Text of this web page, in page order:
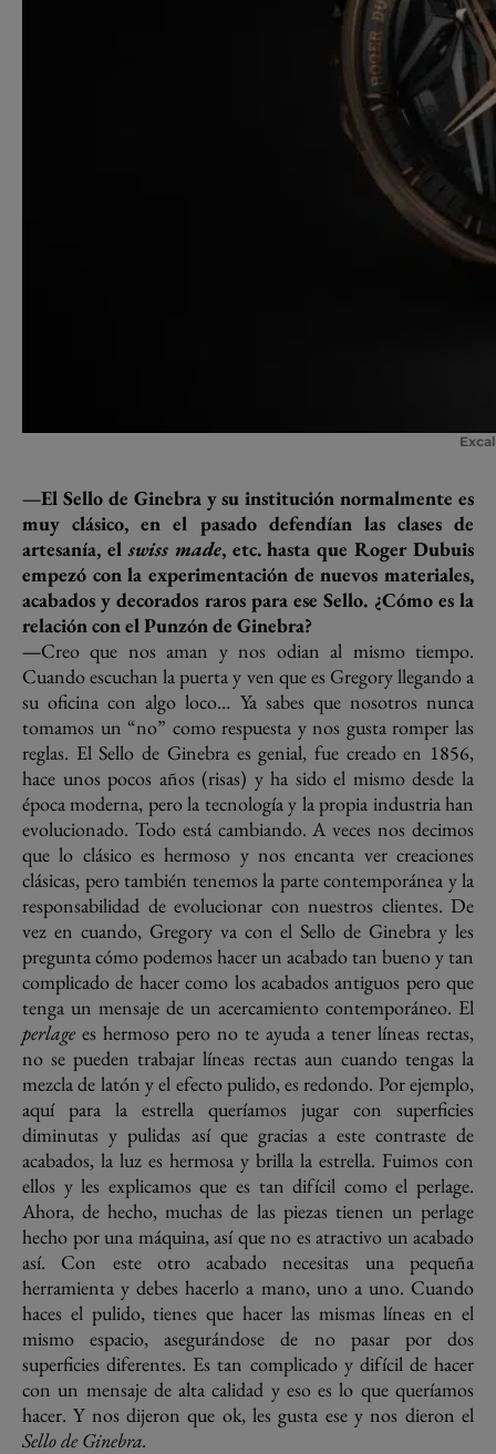
—El Sello de Ginebra y su institución normalmente es
muy clásico, en el pasado defendían las clases de
artesanía, elswiss made, etc. hasta que Roger Dubuis
empezó con la experimentación de nuevos materiales,
acabados y decorados raros para ese Sello. ¿Cómo es la
relación con el Punzón de Ginebra?
—Creo que nos aman y nos odian al mismo tiempo.
Cuando escuchan la puerta y ven que es Gregory llegando a
su oficina con algo loco… Ya sabes que nosotros nunca
tomamos un “no” como respuesta y nos gusta romper las
reglas. El Sello de Ginebra es genial, fue creado en 1856,
hace unos pocos años (risas) y ha sido el mismo desde la
época moderna, pero la tecnología y la propia industria han
evolucionado. Todo está cambiando. A veces nos decimos
que lo clásico es hermoso y nos encanta ver creaciones
clásicas, pero también tenemos la parte contemporánea y la
responsabilidad de evolucionar con nuestros clientes. De
vez en cuando, Gregory va con el Sello de Ginebra y les
pregunta cómo podemos hacer un acabado tan bueno y tan
complicado de hacer como los acabados antiguos pero que
tenga un mensaje de un acercamiento contemporáneo. El
perlagees hermoso pero no te ayuda a tener líneas rectas,
no se pueden trabajar líneas rectas aun cuando tengas la
mezcla de latón y el efecto pulido, es redondo. Por ejemplo,
aquí para la estrella queríamos jugar con superficies
diminutas y pulidas así que gracias a este contraste de
acabados, la luz es hermosa y brilla la estrella. Fuimos con
ellos y les explicamos que es tan difícil como el perlage.
Ahora, de hecho, muchas de las piezas tienen un perlage
hecho por una máquina, así que no es atractivo un acabado
así. Con este otro acabado necesitas una pequeña
herramienta y debes hacerlo a mano, uno a uno. Cuando
haces el pulido, tienes que hacer las mismas líneas en el
mismo espacio, asegurándose de no pasar por dos
superficies diferentes. Es tan complicado y difícil de hacer
con un mensaje de alta calidad y eso es lo que queríamos
hacer. Y nos dijeron que ok, les gusta ese y nos dieron el
Sello de Ginebra.